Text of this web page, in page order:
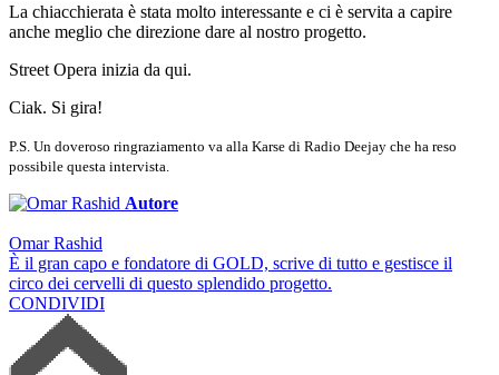
La chiacchierata è stata molto interessante e ci è servita a capire
anche meglio che direzione dare al nostro progetto.
Street Opera inizia da qui.
Ciak. Si gira!
P.S. Un doveroso ringraziamento va alla Karse di Radio Deejay che ha reso
possibile questa intervista.
Autore
Omar Rashid
È il gran capo e fondatore di GOLD,‭ ‬scrive di tutto e gestisce‭ ‬il
circo dei cervelli di questo splendido progetto.‭
CONDIVIDI